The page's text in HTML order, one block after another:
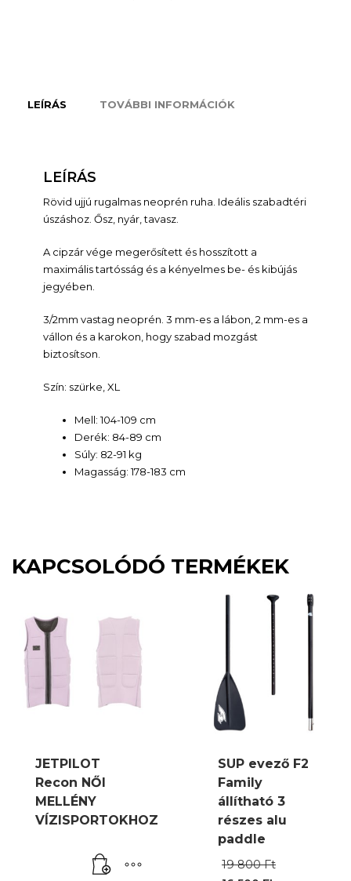
LEÍRÁS TOVÁBBI INFORMÁCIÓK
LEÍRÁS
Rövid ujjú rugalmas neoprén ruha. Ideális szabadtéri
úszáshoz. Ősz, nyár, tavasz.
A cipzár vége megerősített és hosszított a
maximális tartósság és a kényelmes be- és kibújás
jegyében.
3/2mm vastag neoprén. 3 mm-es a lábon, 2 mm-es a
vállon és a karokon, hogy szabad mozgást
biztosítson.
Szín: szürke, XL
Mell: 104-109 cm
Derék: 84-89 cm
Súly: 82-91 kg
Magasság: 178-183 cm
KAPCSOLÓDÓ TERMÉKEK
JETPILOT
Recon NŐI
MELLÉNY
VÍZISPORTOKHOZ
SUP evező F2
Family
állítható 3
részes alu
paddle
19 800Ft